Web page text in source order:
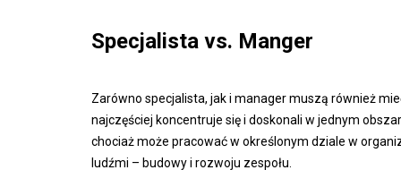
Specjalista vs. Manger
Zarówno specjalista, jak i manager muszą również
najczęściej koncentruje się i doskonali w jednym
chociaż może pracować w określonym dziale w
ludźmi – budowy i rozwoju zespołu.